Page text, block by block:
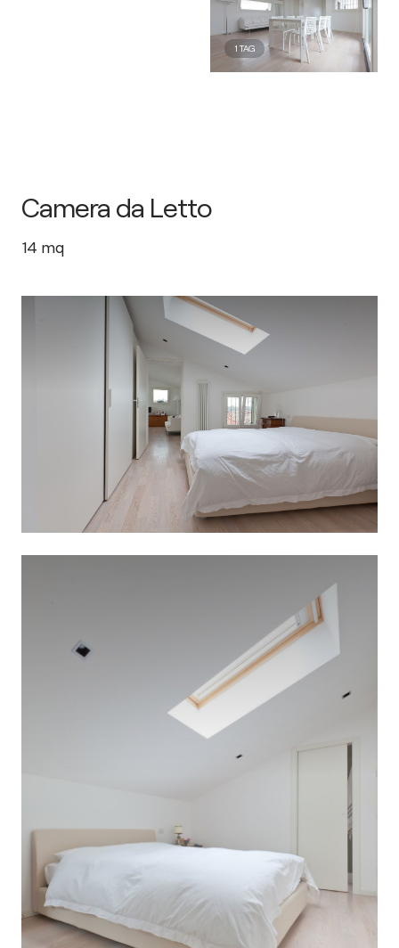
1 TAG
Camera da Letto
14 mq